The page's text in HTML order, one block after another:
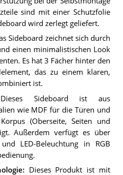
sind mit einer Schutzfolie
wird zerlegt geliefert.
Sideboard zeichnet sich durch
einen minimalistischen Look
Es hat 3 Fächer hinter den
das zu einem klaren,
ist.
Dieses Sideboard ist aus
wie MDF für die Türen und
(Oberseite, Seiten und
Außerdem verfügt es über
und LED-Beleuchtung in RGB
: Dieses Produkt ist mit